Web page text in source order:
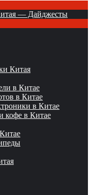
— Дайджесты
Китая
в Китае
в Китае
в Китае
кофе в Китае